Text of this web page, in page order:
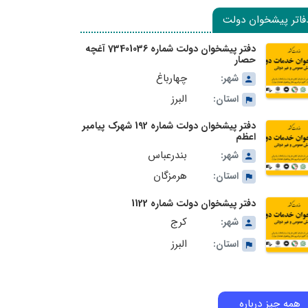
پیشخوان دولت
دفتر پیشخوان دولت شماره 73401036 آغچه
حصار
شهر:
چهارباغ
استان: البرز
دفتر پیشخوان دولت شماره 192 شهرک پیامبر
اعظم
شهر:
بندرعباس
استان: هرمزگان
دفتر پیشخوان دولت شماره 1122
شهر:
کرج
استان: البرز
همه چیز درباره